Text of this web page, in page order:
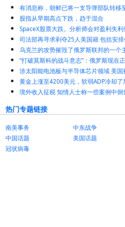
有消息称，朝鲜已将一支导弹部队转移
股指从早期高点下跌，趋于混合
SpaceX股票大跌。分析师会对盈利失
司法部再寻求剥夺25人美国籍 包括安
乌克兰的攻势摧毁了俄罗斯联邦的一个
“打破莫斯科的战斗意志”：俄罗斯现在
涉太阳能电池板与半导体芯片领域 美国
黄金上涨至4200美元，软弱ADP冷却
境外收入征税 知情人士称一些案例中
热门专题链接
南美事务 中东战争
中国话题
美国话题
冠状病毒